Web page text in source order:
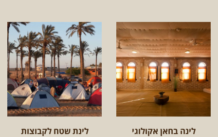
לינה בחאן אקולוגי לינת שטח לקבוצות